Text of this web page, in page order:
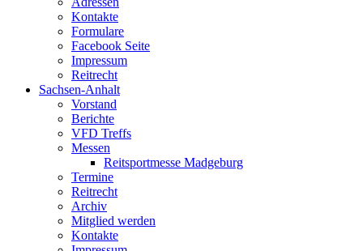
Kontakte
Formulare
Facebook Seite
Impressum
Reitrecht
Sachsen-Anhalt
Vorstand
Berichte
VFD Treffs
Messen
Reitsportmesse Madgeburg
Termine
Reitrecht
Archiv
Mitglied werden
Kontakte